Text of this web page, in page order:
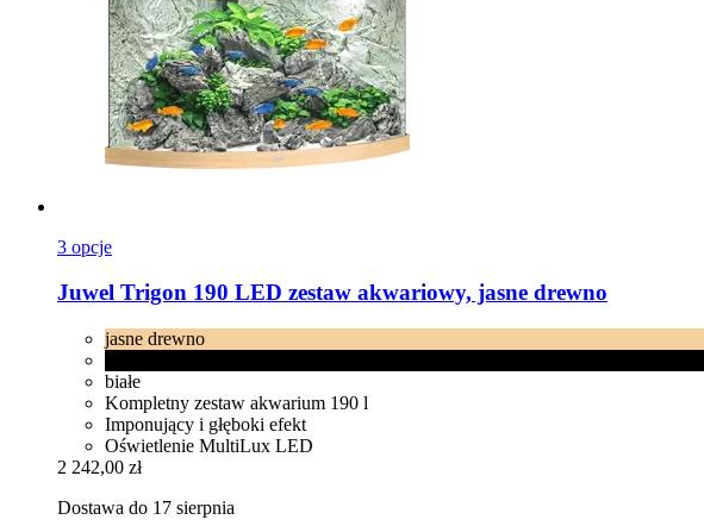
3 opcje
Juwel Trigon 190 LED zestaw akwariowy, jasne drewno
jasne drewno
białe
Kompletny zestaw akwarium 190 l
Imponujący i głęboki efekt
Oświetlenie MultiLux LED
2 242,00 zł
Dostawa do 17 sierpnia